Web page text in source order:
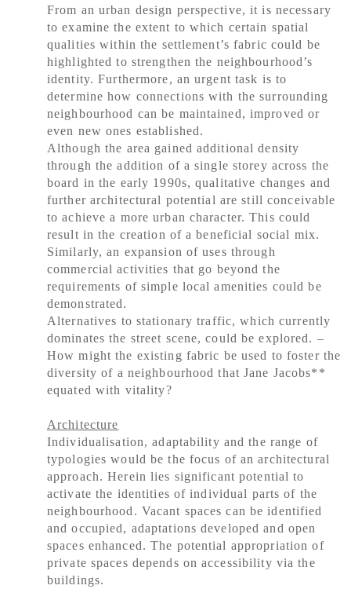
From an urban design perspective, it is necessary
to examine the extent to which certain spatial
qualities within the settlement’s fabric could be
highlighted to strengthen the neighbourhood’s
identity. Furthermore, an urgent task is to
determine how connections with the surrounding
neighbourhood can be maintained, improved or
even new ones established.
Although the area gained additional density
through the addition of a single storey across the
board in the early 1990s, qualitative changes and
further architectural potential are still conceivable
to achieve a more urban character. This could
result in the creation of a beneficial social mix.
Similarly, an expansion of uses through
commercial activities that go beyond the
requirements of simple local amenities could be
demonstrated.
Alternatives to stationary traffic, which currently
dominates the street scene, could be explored. –
How might the existing fabric be used to foster the
diversity of a neighbourhood that Jane Jacobs**
equated with vitality?
Architecture
Individualisation, adaptability and the range of
typologies would be the focus of an architectural
approach. Herein lies significant potential to
activate the identities of individual parts of the
neighbourhood. Vacant spaces can be identified
and occupied, adaptations developed and open
spaces enhanced. The potential appropriation of
private spaces depends on accessibility via the
buildings.